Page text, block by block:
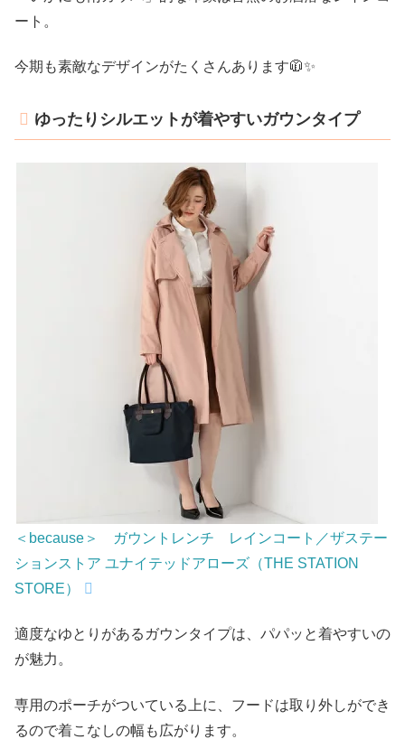
ート。
今期も素敵なデザインがたくさんあります🧥✨
ゆったりシルエットが着やすいガウンタイプ
＜because＞ ガウントレンチ レインコート／ザステー
ションストア ユナイテッドアローズ（THE STATION
STORE）
適度なゆとりがあるガウンタイプは、パパッと着やすいの
が魅力。
専用のポーチがついている上に、フードは取り外しができ
るので着こなしの幅も広がります。